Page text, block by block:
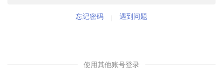
忘记密码 遇到问题
使用其他账号登录